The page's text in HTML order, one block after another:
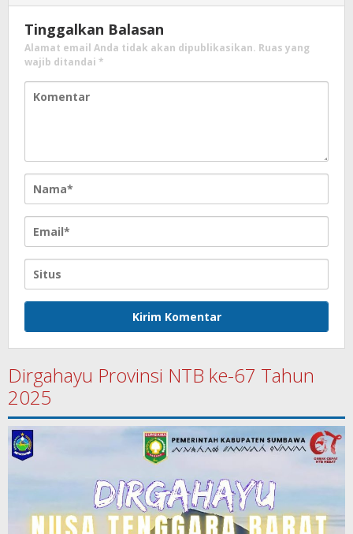
Tinggalkan Balasan
Alamat email Anda tidak akan dipublikasikan. Ruas yang
wajib ditandai *
Dirgahayu Provinsi NTB ke-67 Tahun
2025